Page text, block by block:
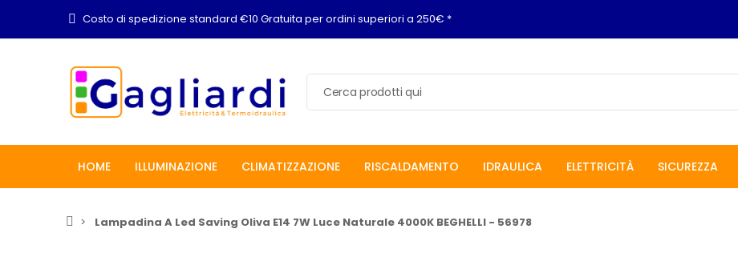
Costo di spedizione standard €10 Gratuita per ordini superiori a 250€ *
HOME ILLUMINAZIONE CLIMATIZZAZIONE RISCALDAMENTO IDRAULICA ELETTRICITÀ SICUREZZA
Lampadina A Led Saving Oliva E14 7W Luce Naturale 4000K BEGHELLI - 56978